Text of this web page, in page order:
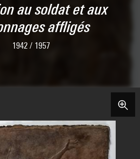
au soldat et aux
affligés
1942 / 1957